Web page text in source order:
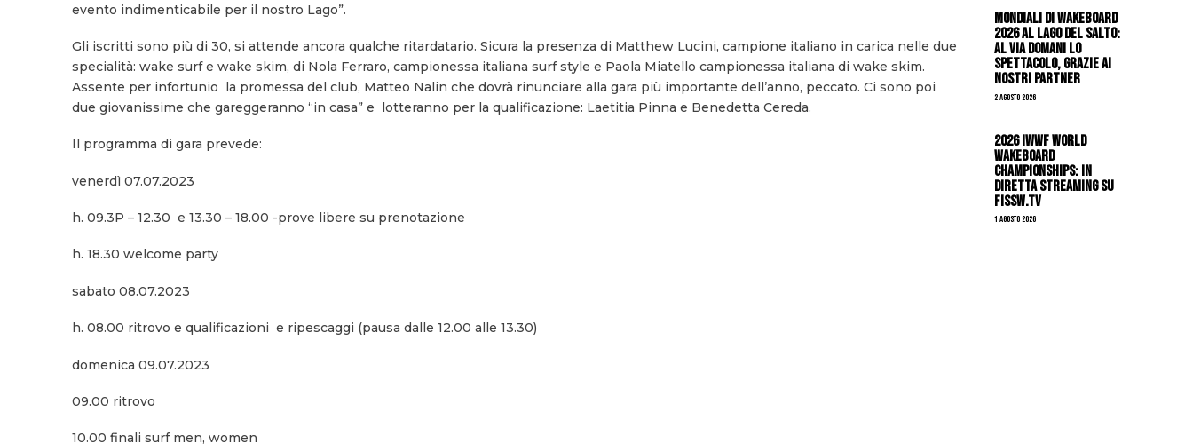
evento indimenticabile per il nostro Lago”.
Gli iscritti sono più di 30, si attende ancora qualche ritardatario. Sicura la presenza di Matthew Lucini, campione italiano in carica nelle due
specialità: wake surf e wake skim, di Nola Ferraro, campionessa italiana surf style e Paola Miatello campionessa italiana di wake skim.
Assente per infortunio la promessa del club, Matteo Nalin che dovrà rinunciare alla gara più importante dell’anno, peccato. Ci sono poi
due giovanissime che gareggeranno “in casa” e lotteranno per la qualificazione: Laetitia Pinna e Benedetta Cereda.
Il programma di gara prevede:
venerdì 07.07.2023
h. 09.3P – 12.30 e 13.30 – 18.00 -prove libere su prenotazione
h. 18.30 welcome party
sabato 08.07.2023
h. 08.00 ritrovo e qualificazioni e ripescaggi (pausa dalle 12.00 alle 13.30)
domenica 09.07.2023
09.00 ritrovo
10.00 finali surf men, women
Mondiali di Wakeboard
2026 al Lago del Salto:
al via domani lo
spettacolo, grazie ai
nostri Partner
2 Agosto 2026
2026 IWWF WORLD
WAKEBOARD
CHAMPIONSHIPS: IN
DIRETTA STREAMING SU
FISSW.TV
1 Agosto 2026